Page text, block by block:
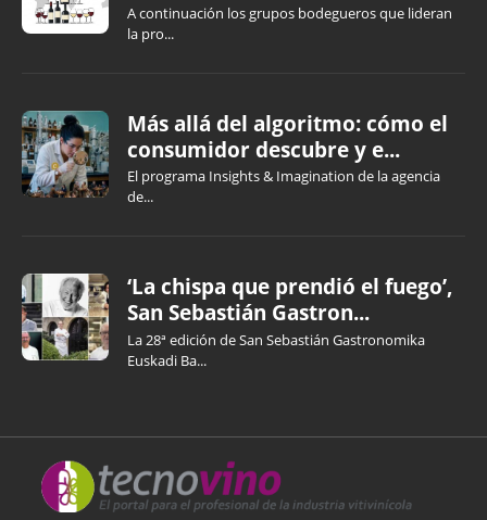
A continuación los grupos bodegueros que lideran
la pro...
Más allá del algoritmo: cómo el
consumidor descubre y e...
El programa Insights & Imagination de la agencia
de...
‘La chispa que prendió el fuego’,
San Sebastián Gastron...
La 28ª edición de San Sebastián Gastronomika
Euskadi Ba...